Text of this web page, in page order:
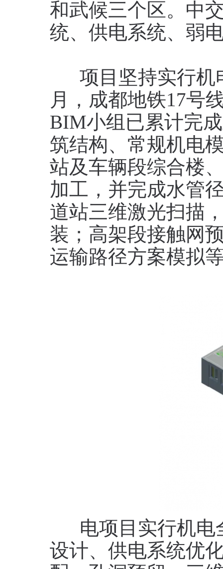
和武候三个区。中
统、供电系统、弱
项目坚持实行机
月，成都地铁17号
BIM小组已累计完
筑结构、常规机电
站及车辆段综合楼
加工，并完成水管
道站三维激光扫描
装；高架段接触网
运输路径方案模拟
电项目实行机电
设计、供电系统优